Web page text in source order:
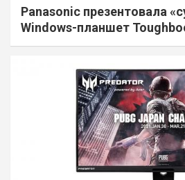
Panasonic презентовала
Windows-планшет